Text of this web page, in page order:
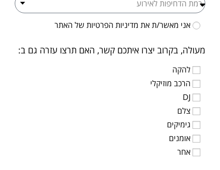
אני מאשר/ת את מדיניות הפרטיות של האתר
מעולה, בקרוב יצרו איתכם קשר, האם תרצו עזרה גם ב:
להקה
הרכב מוזיקלי
DJ
צלם
גימיקים
אומנים
אחר